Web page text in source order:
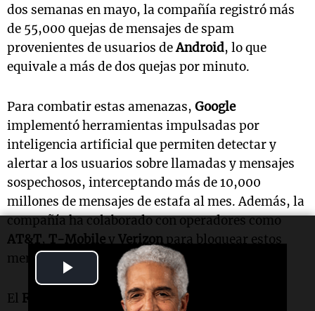
Play
Video
dos semanas en mayo, la compañía registró más
de 55,000 quejas de mensajes de spam
provenientes de usuarios deAndroid, lo que
equivale a más de dos quejas por minuto.
Para combatir estas amenazas, Google
implementó herramientas impulsadas por
inteligencia artificial que permiten detectar y
alertar a los usuarios sobre llamadas y mensajes
sospechosos, interceptando más de 10,000
millones de mensajes de estafa al mes. Además, la
compañía ha colaborado con operadores como
AT&T, T-MobileyVerizon para bloquear estos
mensajes fraudulentos.
El FBI
también se involucró en la situación,